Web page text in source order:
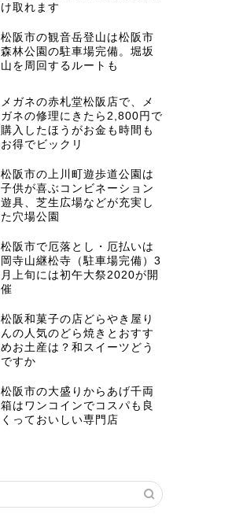
け取れます
松阪市の観音岳登山は松阪市
森林公園の駐車場完備。堀坂
山を周回するルートも
メガネの赤札堂松阪店で、メ
ガネの修理にきたら2,800円で
購入したほうがお金も時間も
お得でビックリ
松阪市の上川町遊歩道公園は
子供が喜ぶコンビネーション
遊具、芝生広場などが充実し
た穴場公園
松阪市で厄落とし・厄払いは
岡寺山継松寺（駐車場完備）3
月上旬には初午大祭2020が開
催
松阪和菓子の店どらやき屋り
んの人気のどら焼きとおすす
めお土産は？和スイーツどう
ですか
松阪市の大盛りからあげ千両
箱はワンコインでコスパも良
くっておいしい専門店